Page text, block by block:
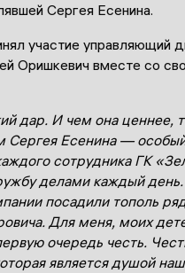
Сергея Есенина.
участие управляющий
Оришкевич вместе со
дар. И чем она ценнее,
Сергея Есенина —
сотрудника ГК
делами каждый день.
посадили тополь
. Для меня, моих
очередь честь.
является душой